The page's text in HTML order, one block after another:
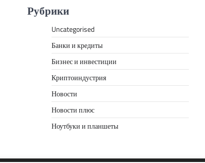
Рубрики
Uncategorised
Банки и кредиты
Бизнес и инвестиции
Криптоиндустрия
Новости
Новости плюс
Ноутбуки и планшеты